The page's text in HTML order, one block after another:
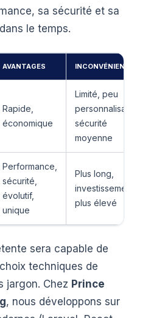
sa sécurité et sa
le temps.
AVANTAGES INCONVÉNIENTS
Rapide,
économique
Limité, peu
personnalisable,
sécurité
moyenne
Performance,
sécurité,
évolutif,
unique
Plus long,
investissement
plus élevé
sera capable de
techniques de
jargon. Chez Prince
, nous développons sur